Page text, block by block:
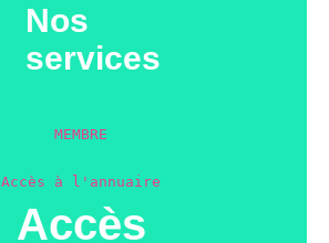
Nos
services
MEMBRE
Accès à l'annuaire
Accès